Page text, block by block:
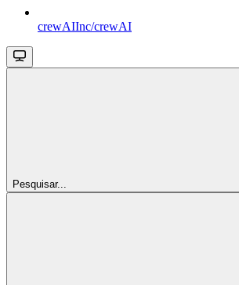
crewAIInc/crewAI
Pesquisar...